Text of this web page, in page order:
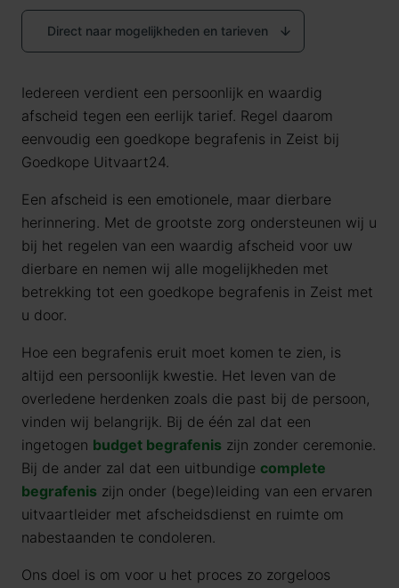
Direct naar mogelijkheden en tarieven
Iedereen verdient een persoonlijk en waardig
afscheid tegen een eerlijk tarief. Regel daarom
eenvoudig een goedkope begrafenis in Zeist bij
Goedkope Uitvaart24.
Een afscheid is een emotionele, maar dierbare
herinnering. Met de grootste zorg ondersteunen wij u
bij het regelen van een waardig afscheid voor uw
dierbare en nemen wij alle mogelijkheden met
betrekking tot een goedkope begrafenis in Zeist met
u door.
Hoe een begrafenis eruit moet komen te zien, is
altijd een persoonlijk kwestie. Het leven van de
overledene herdenken zoals die past bij de persoon,
vinden wij belangrijk. Bij de één zal dat een
ingetogen budget begrafenis zijn zonder ceremonie.
Bij de ander zal dat een uitbundige complete
begrafenis zijn onder (bege)leiding van een ervaren
uitvaartleider met afscheidsdienst en ruimte om
nabestaanden te condoleren.
Ons doel is om voor u het proces zo zorgeloos